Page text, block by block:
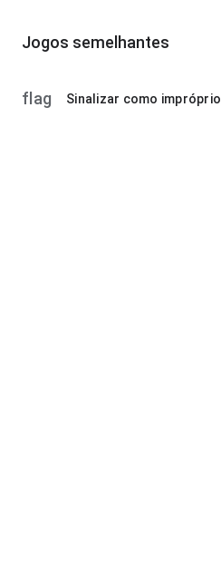
Jogos semelhantes
flag Sinalizar como impróprio